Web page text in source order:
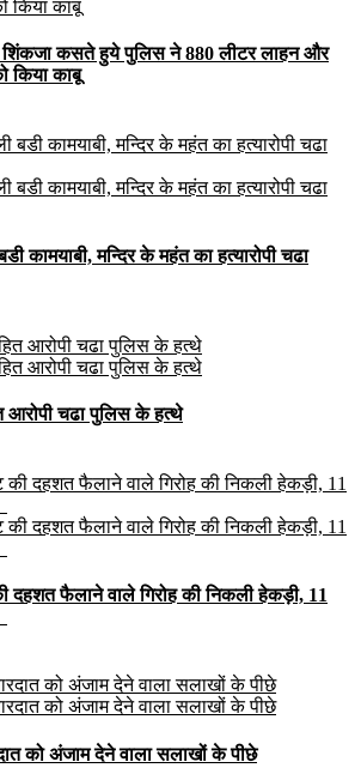
शिंकजा कसते हुये पुलिस ने 880 लीटर लाहन और
किया काबू
कामयाबी, मन्दिर के महंत का हत्यारोपी चढा
चढा पुलिस के हत्थे
दहशत फैलाने वाले गिरोह की निकली हेकड़ी, 11
को अंजाम देने वाला सलाखों के पीछे